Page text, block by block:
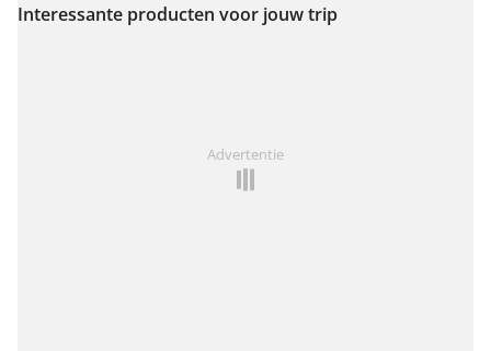
Bekijk op kaart
Interessante producten voor jouw trip
Advertentie